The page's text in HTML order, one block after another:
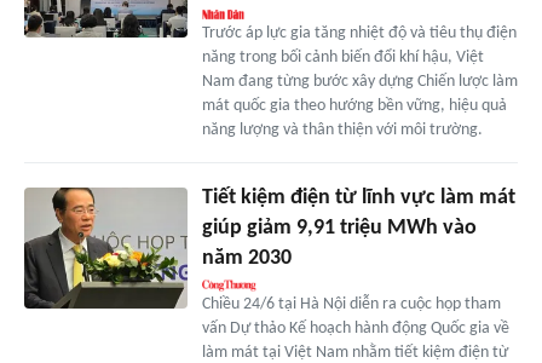
Trước áp lực gia tăng nhiệt độ và tiêu thụ điện
năng trong bối cảnh biến đổi khí hậu, Việt
Nam đang từng bước xây dựng Chiến lược làm
mát quốc gia theo hướng bền vững, hiệu quả
năng lượng và thân thiện với môi trường.
Tiết kiệm điện từ lĩnh vực làm mát
giúp giảm 9,91 triệu MWh vào
năm 2030
Chiều 24/6 tại Hà Nội diễn ra cuộc họp tham
vấn Dự thảo Kế hoạch hành động Quốc gia về
làm mát tại Việt Nam nhằm tiết kiệm điện từ